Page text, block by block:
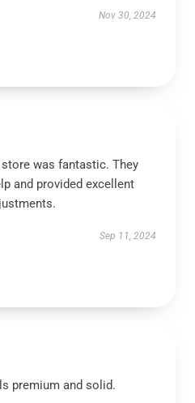
Nov 30, 2024
was fantastic. They
and provided excellent
Sep 11, 2024
premium and solid.